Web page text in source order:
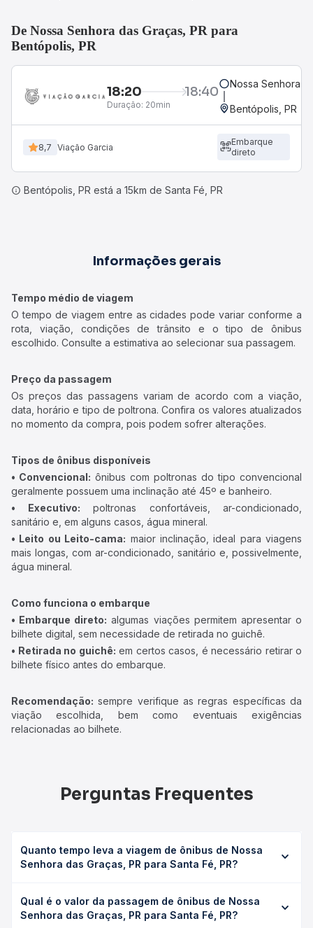
De Nossa Senhora das Graças, PR para
Bentópolis, PR
18:20 18:40
Duração: 20min
Nossa Senhora
Bentópolis, PR
8,7 Viação Garcia
Embarque
direto
Bentópolis, PR está a 15km de Santa Fé, PR
Informações gerais
Tempo médio de viagem
O tempo de viagem entre as cidades pode variar conforme a
rota, viação, condições de trânsito e o tipo de ônibus
escolhido. Consulte a estimativa ao selecionar sua passagem.
Preço da passagem
Os preços das passagens variam de acordo com a viação,
data, horário e tipo de poltrona. Confira os valores atualizados
no momento da compra, pois podem sofrer alterações.
Tipos de ônibus disponíveis
• Convencional: ônibus com poltronas do tipo convencional
geralmente possuem uma inclinação até 45º e banheiro.
• Executivo: poltronas confortáveis, ar-condicionado,
sanitário e, em alguns casos, água mineral.
• Leito ou Leito-cama: maior inclinação, ideal para viagens
mais longas, com ar-condicionado, sanitário e, possivelmente,
água mineral.
Como funciona o embarque
• Embarque direto: algumas viações permitem apresentar o
bilhete digital, sem necessidade de retirada no guichê.
• Retirada no guichê: em certos casos, é necessário retirar o
bilhete físico antes do embarque.
Recomendação: sempre verifique as regras específicas da
viação escolhida, bem como eventuais exigências
relacionadas ao bilhete.
Perguntas Frequentes
Quanto tempo leva a viagem de ônibus de Nossa
Senhora das Graças, PR para Santa Fé, PR?
para Santa Fé, PR leva em média 0 horas, podendo variar
conforme a viação, o tipo de serviço (convencional,
Qual é o valor da passagem de ônibus de Nossa
Senhora das Graças, PR para Santa Fé, PR?